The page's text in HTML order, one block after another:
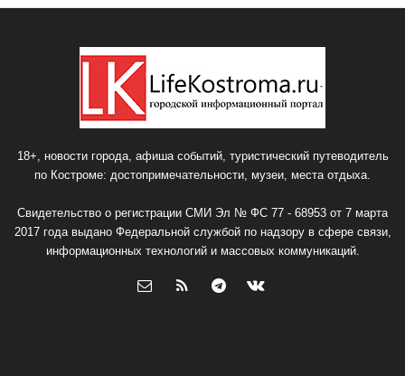
18+, новости города, афиша событий, туристический путеводитель
по Костроме: достопримечательности, музеи, места отдыха.
Свидетельство о регистрации СМИ Эл № ФС 77 - 68953 от 7 марта
2017 года выдано Федеральной службой по надзору в сфере связи,
информационных технологий и массовых коммуникаций.